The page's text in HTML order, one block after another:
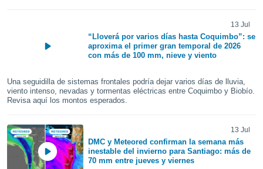
y
más
nuestra
y
13 Jul
“Lloverá por varios días hasta Coquimbo”: se
aproxima el primer gran temporal de 2026
con más de 100 mm, nieve y viento
Una seguidilla de sistemas frontales podría dejar varios días de lluvia,
viento intenso, nevadas y tormentas eléctricas entre Coquimbo y Biobío.
Revisa aquí los montos esperados.
13 Jul
DMC y Meteored confirman la semana más
inestable del invierno para Santiago: más de
70 mm entre jueves y viernes